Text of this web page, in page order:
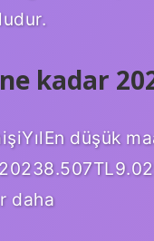
kadar
düşük
daha